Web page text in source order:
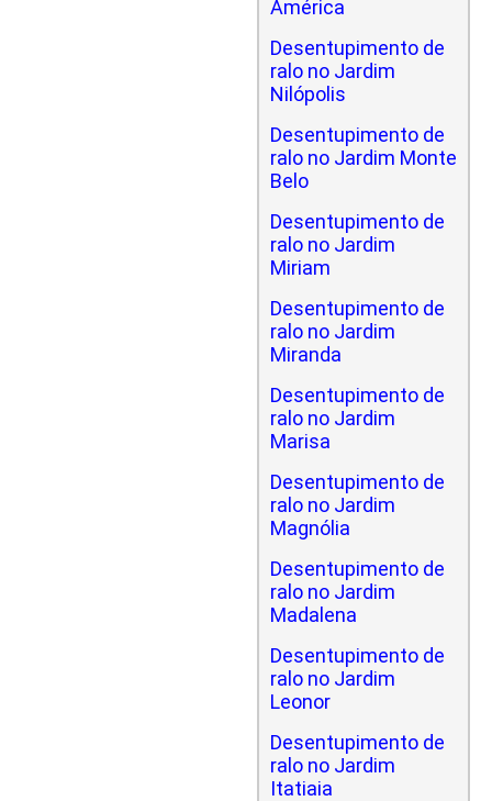
América
Desentupimento de
ralo no Jardim
Nilópolis
Desentupimento de
ralo no Jardim Monte
Belo
Desentupimento de
ralo no Jardim
Miriam
Desentupimento de
ralo no Jardim
Miranda
Desentupimento de
ralo no Jardim
Marisa
Desentupimento de
ralo no Jardim
Magnólia
Desentupimento de
ralo no Jardim
Madalena
Desentupimento de
ralo no Jardim
Leonor
Desentupimento de
ralo no Jardim
Itatiaia